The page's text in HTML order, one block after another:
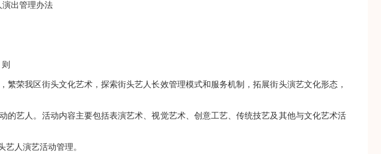
出管理办法
荣我区街头文化艺术，探索街头艺人长效管理模式和服务机制，拓展街头演艺文化形态，
艺人。活动内容主要包括表演艺术、视觉艺术、创意工艺、传统技艺及其他与文化艺术活
人演艺活动管理。